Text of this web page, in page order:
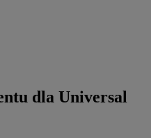
dla Universal